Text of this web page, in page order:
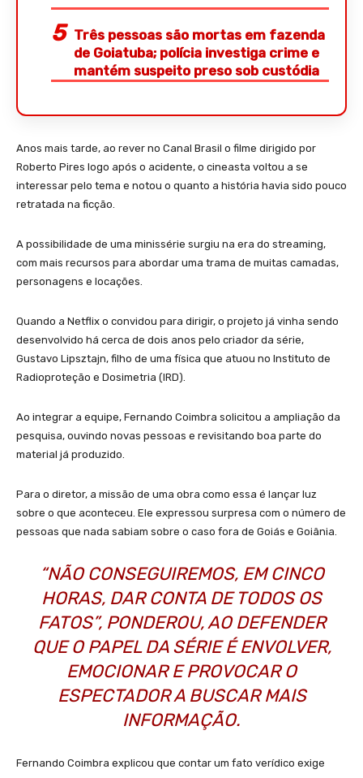
Três pessoas são mortas em fazenda
de Goiatuba; polícia investiga crime e
mantém suspeito preso sob custódia
Anos mais tarde, ao rever no Canal Brasil o filme dirigido por
Roberto Pires logo após o acidente, o cineasta voltou a se
interessar pelo tema e notou o quanto a história havia sido pouco
retratada na ficção.
A possibilidade de uma minissérie surgiu na era do streaming,
com mais recursos para abordar uma trama de muitas camadas,
personagens e locações.
Quando a Netflix o convidou para dirigir, o projeto já vinha sendo
desenvolvido há cerca de dois anos pelo criador da série,
Gustavo Lipsztajn, filho de uma física que atuou no Instituto de
Radioproteção e Dosimetria (IRD).
Ao integrar a equipe, Fernando Coimbra solicitou a ampliação da
pesquisa, ouvindo novas pessoas e revisitando boa parte do
material já produzido.
Para o diretor, a missão de uma obra como essa é lançar luz
sobre o que aconteceu. Ele expressou surpresa com o número de
pessoas que nada sabiam sobre o caso fora de Goiás e Goiânia.
“NÃO CONSEGUIREMOS, EM CINCO
HORAS, DAR CONTA DE TODOS OS
FATOS”, PONDEROU, AO DEFENDER
QUE O PAPEL DA SÉRIE É ENVOLVER,
EMOCIONAR E PROVOCAR O
ESPECTADOR A BUSCAR MAIS
INFORMAÇÃO.
Fernando Coimbra explicou que contar um fato verídico exige